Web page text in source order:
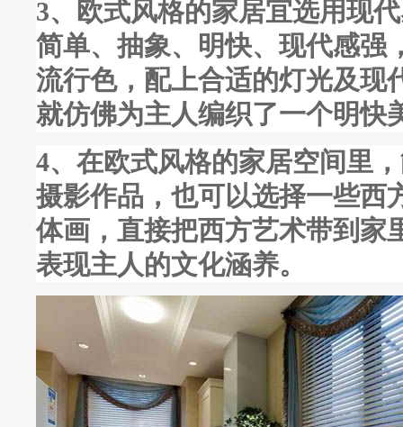
3、欧式风格的家居宜选用现
简单、抽象、明快、现代感强
流行色，配上合适的灯光及现
就仿佛为主人编织了一个明快
4、在欧式风格的家居空间里
摄影作品，也可以选择一些西
体画，直接把西方艺术带到家
表现主人的文化涵养。